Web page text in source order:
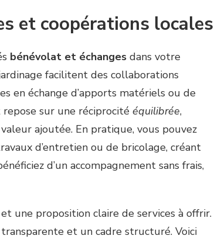
et coopérations locales
bénévolat et échanges dans votre
facilitent des collaborations
en échange d’apports matériels ou de
sur une réciprocité équilibrée,
ajoutée. En pratique, vous pouvez
d’entretien ou de bricolage, créant
d’un accompagnement sans frais,
une proposition claire de services à offrir.
et un cadre structuré. Voici